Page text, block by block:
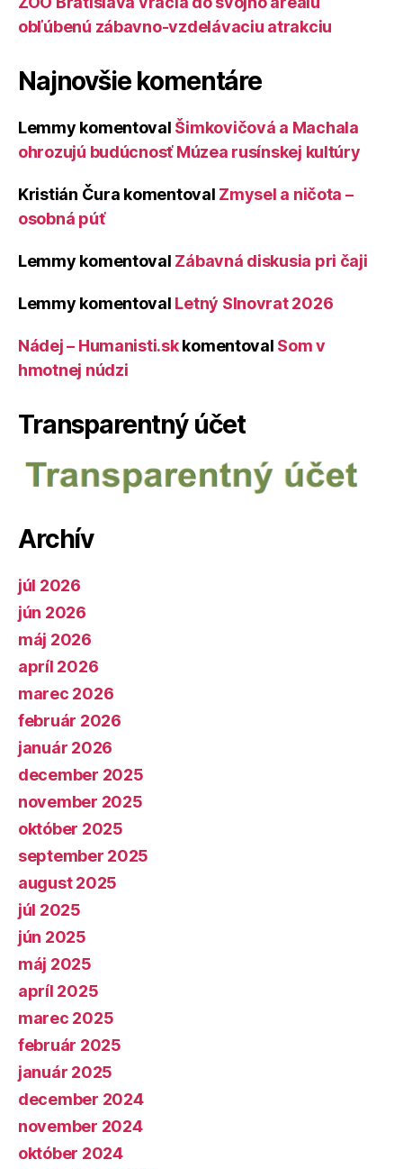
obľúbenú zábavno-vzdelávaciu atrakciu
Najnovšie komentáre
Lemmy komentoval Šimkovičová a Machala
ohrozujú budúcnosť Múzea rusínskej kultúry
Kristián Čura komentoval Zmysel a ničota –
osobná púť
Lemmy komentoval Zábavná diskusia pri čaji
Lemmy komentoval Letný Slnovrat 2026
Nádej – Humanisti.skkomentoval Som v
hmotnej núdzi
Transparentný účet
Archív
júl 2026
jún 2026
máj 2026
apríl 2026
marec 2026
február 2026
január 2026
december 2025
november 2025
október 2025
september 2025
august 2025
júl 2025
jún 2025
máj 2025
apríl 2025
marec 2025
február 2025
január 2025
december 2024
november 2024
október 2024